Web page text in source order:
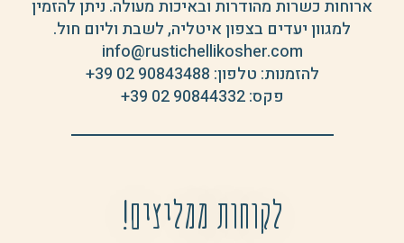
ארוחות כשרות מהודרות ובאיכות מעולה. ניתן להזמין
למגוון יעדים בצפון איטליה, לשבת וליום חול.
info@rustichellikosher.com
להזמנות: טלפון: +39 02 90843488
פקס:+39 02 90844332
לקוחות ממליצים!